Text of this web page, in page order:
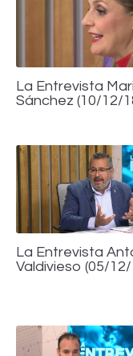
La Entrevista
Sánchez (10/12/
La Entrevista
Valdivieso (05/12/